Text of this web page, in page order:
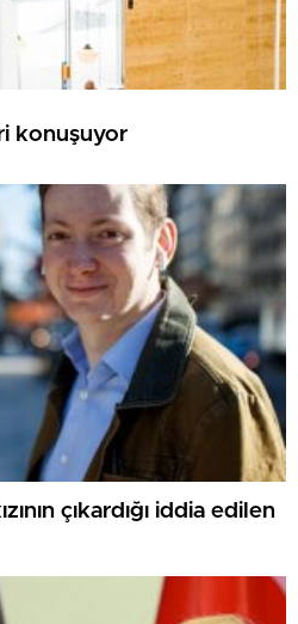
konuşuyor
çıkardığı iddia edilen